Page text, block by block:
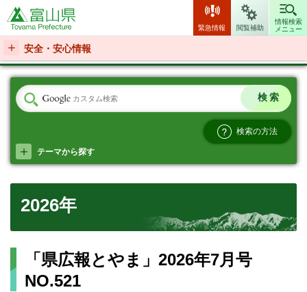
富山県
緊急情報 閲覧補助
情報検索
メニュー
安全・安心情報
検索の方法
テーマから探す
2026年
「県広報とやま」2026年7月号
NO.521